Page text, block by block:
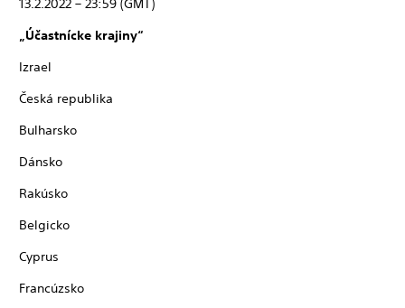
13.2.2022 – 23:59 (GMT)
„Účastnícke krajiny“
Izrael
Česká republika
Bulharsko
Dánsko
Rakúsko
Belgicko
Cyprus
Francúzsko